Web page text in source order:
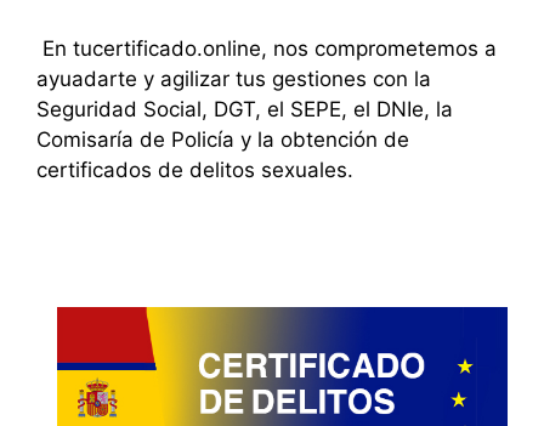
En tucertificado.online, nos comprometemos a
ayuadarte y agilizar tus gestiones con la
Seguridad Social, DGT, el SEPE, el DNIe, la
Comisaría de Policía y la obtención de
certificados de delitos sexuales.